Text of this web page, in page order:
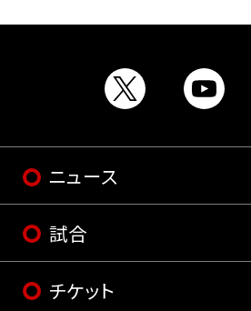
ニュース
試合
チケット